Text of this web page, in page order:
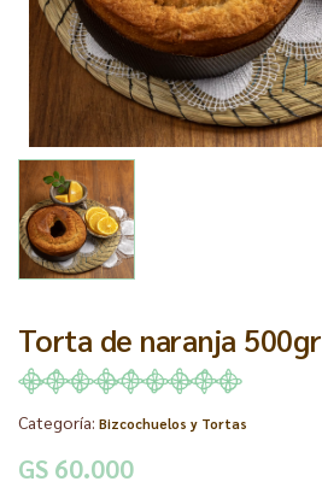
Torta de naranja 500gr
Categoría: Bizcochuelos y Tortas
GS 60.000